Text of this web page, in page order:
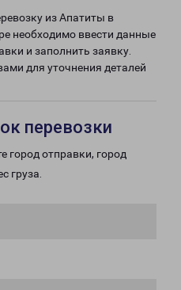
из Апатиты в
необходимо ввести данные
и заполнить заявку.
для уточнения деталей
перевозки
город отправки, город
груза.